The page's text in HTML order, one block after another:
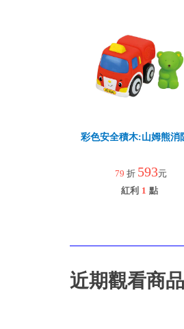
彩色安全積木:山姆熊消
79 折 593元
紅利 1 點
近期觀看商